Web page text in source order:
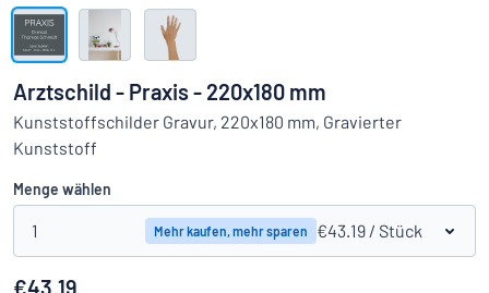
Das Gesuchte nicht gefunden? Schild hier entwerfen
Alle Kategorien anzeigen
Einloggen
Arztschild - Praxis - 220x180 mm
Kunststoffschilder Gravur, 220x180 mm, Gravierter
Kunststoff
Menge wählen
1 Mehr kaufen, mehr sparen €43.19 / Stück
€43.19